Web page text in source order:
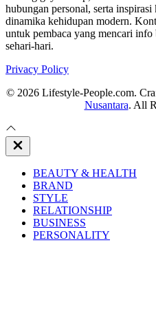
hubungan personal, serta
dinamika kehidupan modern.
untuk pembaca yang mencari info
sehari-hari.
Privacy Policy
© 2026 Lifestyle-People.com.
Nusantara. All
Close
Off
BEAUTY & HEALTH
BRAND
STYLE
RELATIONSHIP
BUSINESS
PERSONALITY